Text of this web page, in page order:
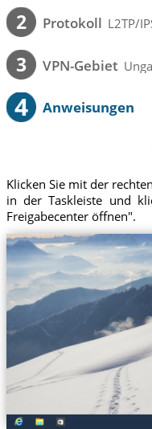
2 Protokoll L2TP/
3 VPN-Gebiet
4 Anweisungen
Klicken Sie mit der
in der Taskleiste und
Freigabecenter öffnen".